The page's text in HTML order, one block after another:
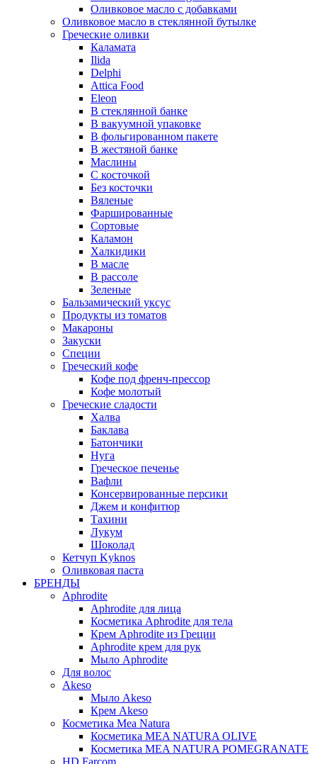
Оливковое масло с добавками
Оливковое масло в стеклянной бутылке
Греческие оливки
Каламата
Ilida
Delphi
Attica Food
Eleon
В стеклянной банке
В вакуумной упаковке
В фольгированном пакете
В жестяной банке
Маслины
С косточкой
Без косточки
Вяленые
Фаршированные
Сортовые
Каламон
Халкидики
В масле
В рассоле
Зеленые
Бальзамический уксус
Продукты из томатов
Макароны
Закуски
Специи
Греческий кофе
Кофе под френч-прессор
Кофе молотый
Греческие сладости
Халва
Баклава
Батончики
Нуга
Греческое печенье
Вафли
Консервированные персики
Джем и конфитюр
Тахини
Лукум
Шоколад
Кетчуп Kyknos
Оливковая паста
БРЕНДЫ
Aphrodite
Aphrodite для лица
Косметика Aphrodite для тела
Крем Aphrodite из Греции
Aphrodite крем для рук
Мыло Aphrodite
Для волос
Akeso
Мыло Akeso
Крем Akeso
Косметика Mea Natura
Косметика MEA NATURA OLIVE
Косметика MEA NATURA POMEGRANATE